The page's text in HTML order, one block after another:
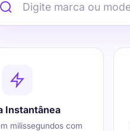
Instantânea
milissegundos com